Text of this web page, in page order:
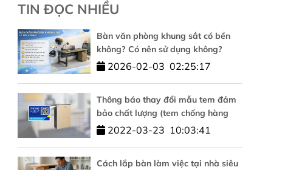
TIN ĐỌC NHIỀU
Bàn văn phòng khung sắt có bền
không? Có nên sử dụng không?
2026-02-03 02:25:17
Thông báo thay đổi mẫu tem đảm
bảo chất lượng (tem chống hàng
giả)2022-03-23 10:03:41
Cách lắp bàn làm việc tại nhà siêu